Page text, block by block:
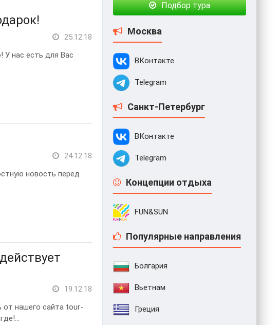
25.12.18
У нас есть для Вас
24.12.18
новость перед
19.12.18
от нашего сайта tour-
Подбор тура
Москва
ВКонтакте
Telegram
Санкт-Петербург
ВКонтакте
Telegram
Концепции отдыха
FUN&SUN
Популярные направления
Болгария
Вьетнам
Греция